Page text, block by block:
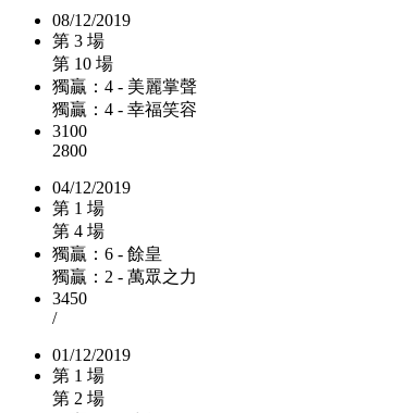
08/12/2019
第 3 場
第 10 場
獨贏：4 - 美麗掌聲
獨贏：4 - 幸福笑容
3100
2800
04/12/2019
第 1 場
第 4 場
獨贏：6 - 餘皇
獨贏：2 - 萬眾之力
3450
/
01/12/2019
第 1 場
第 2 場